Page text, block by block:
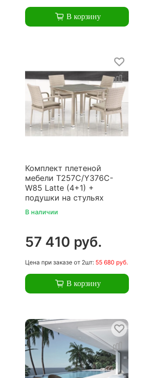
В корзину
Комплект плетеной
мебели T257C/Y376C-
W85 Latte (4+1) +
подушки на стульях
В наличии
57 410 руб.
Цена при заказе от 2шт: 55 680 руб.
В корзину